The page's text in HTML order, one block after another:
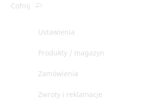
Cofnij
Ustawienia
Produkty / magazyn
Zamówienia
Zwroty i reklamacje